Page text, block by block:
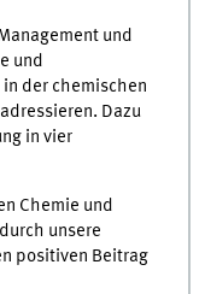
und
und
der chemischen
Dazu
in vier
Chemie und
unsere
positiven Beitrag